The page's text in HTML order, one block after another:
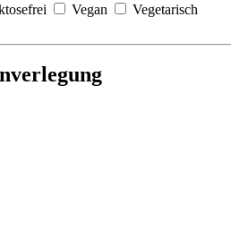
Vegan Vegetarisch